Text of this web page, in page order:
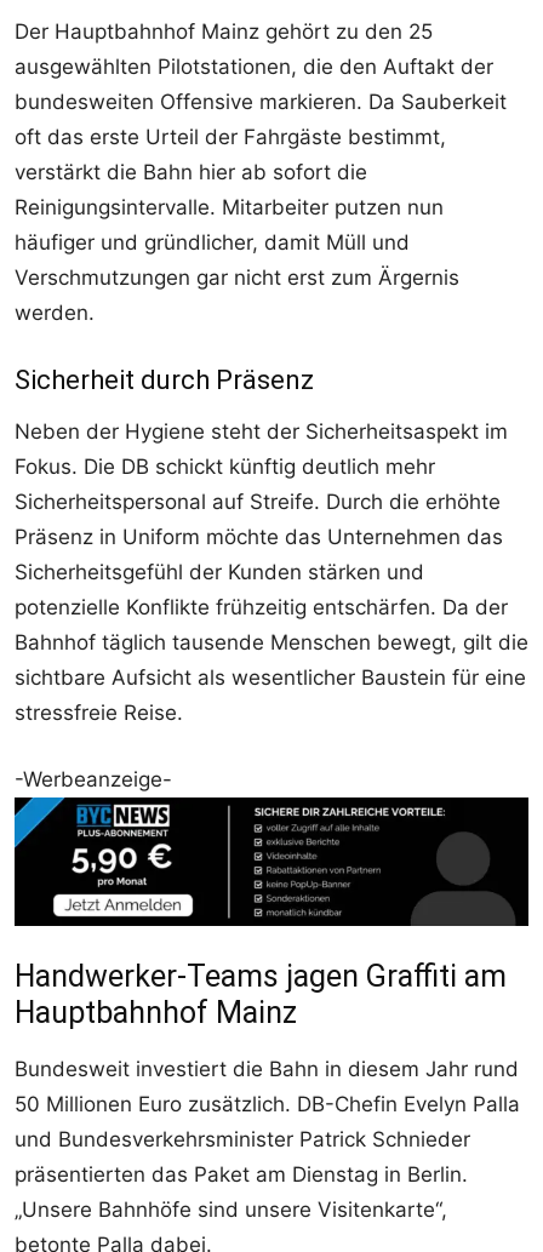
Der Hauptbahnhof Mainz gehört zu den 25
ausgewählten Pilotstationen, die den Auftakt der
bundesweiten Offensive markieren. Da Sauberkeit
oft das erste Urteil der Fahrgäste bestimmt,
verstärkt die Bahn hier ab sofort die
Reinigungsintervalle. Mitarbeiter putzen nun
häufiger und gründlicher, damit Müll und
Verschmutzungen gar nicht erst zum Ärgernis
werden.
Sicherheit durch Präsenz
Neben der Hygiene steht der Sicherheitsaspekt im
Fokus. Die DB schickt künftig deutlich mehr
Sicherheitspersonal auf Streife. Durch die erhöhte
Präsenz in Uniform möchte das Unternehmen das
Sicherheitsgefühl der Kunden stärken und
potenzielle Konflikte frühzeitig entschärfen. Da der
Bahnhof täglich tausende Menschen bewegt, gilt die
sichtbare Aufsicht als wesentlicher Baustein für eine
stressfreie Reise.
-Werbeanzeige-
Handwerker-Teams jagen Graffiti am
Hauptbahnhof Mainz
Bundesweit investiert die Bahn in diesem Jahr rund
50 Millionen Euro zusätzlich. DB-Chefin Evelyn Palla
und Bundesverkehrsminister Patrick Schnieder
präsentierten das Paket am Dienstag in Berlin.
„Unsere Bahnhöfe sind unsere Visitenkarte“,
betonte Palla dabei.